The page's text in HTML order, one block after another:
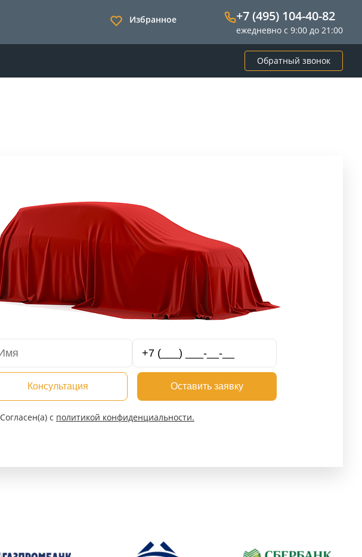
Избранное +7 (495) 104-40-82
ежедневно с 9:00 до 21:00
Обратный звонок
Консультация Оставить заявку
Согласен(а) c политикой конфиденциальности.